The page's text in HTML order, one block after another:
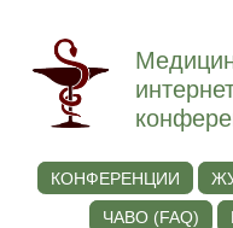
КОНФЕРЕНЦИИ
ЧАВО (FAQ)